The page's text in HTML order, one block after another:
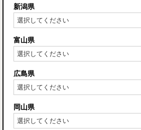
新潟県
富山県
広島県
岡山県